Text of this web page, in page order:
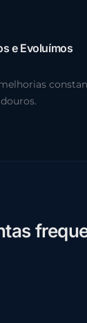
e Evoluímos
tas frequ